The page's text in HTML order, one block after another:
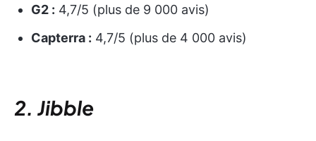
G2 : 4,7/5 (plus de 9 000 avis)
Capterra : 4,7/5 (plus de 4 000 avis)
2. Jibble